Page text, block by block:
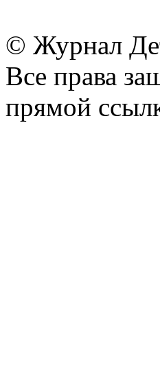
© Журнал
Все права
прямой